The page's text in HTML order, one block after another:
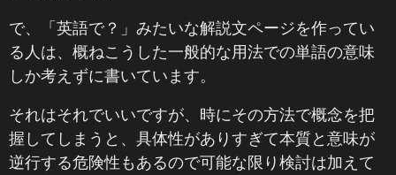
で、「英語で？」みたいな解説文ページを作ってい
る人は、概ねこうした一般的な用法での単語の意味
しか考えずに書いています。
それはそれでいいですが、時にその方法で概念を把
握してしまうと、具体性がありすぎて本質と意味が
逆行する危険性もあるので可能な限り検討は加えて